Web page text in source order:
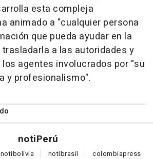
esta compleja
animado a "cualquier persona
que pueda ayudar en la
a las autoridades y
agentes involucrados por "su
y profesionalismo".
notiPerú
notibolivia notibrasil colombiapress